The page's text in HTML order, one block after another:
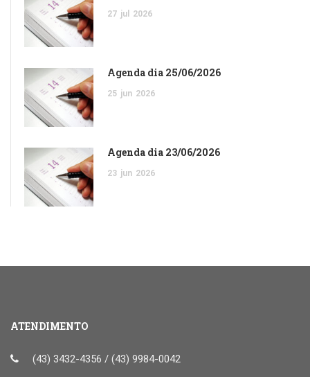
27 jul 2026
Agenda dia 25/06/2026
25 jun 2026
Agenda dia 23/06/2026
23 jun 2026
ATENDIMENTO
(43) 3432-4356 / (43) 9984-0042